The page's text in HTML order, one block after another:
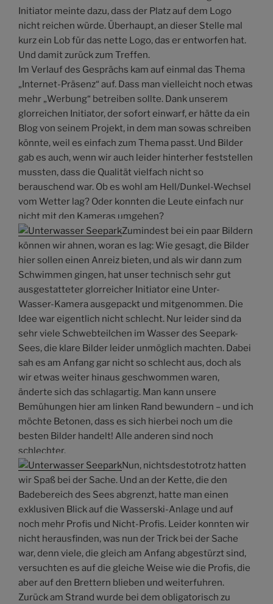
Initiator meinte dazu, dass der Platz auf dem Logo
nicht reichen würde. Überhaupt, an dieser Stelle mal
kurz ein Lob für das nette Logo, das er entworfen hat.
Und damit zurück zum Treffen.
Im Verlauf des Gesprächs kam auf einmal das Thema
„Internet-Präsenz“ auf. Dass man vielleicht noch etwas
mehr „Werbung“ betreiben sollte. Dank unserem
glorreichen Initiator, der sofort einwarf, er hätte da ein
Blog von seinem Projekt, in dem man sowas schreiben
könnte, weil es einfach zum Thema passt. Und Bilder
gab es auch, wenn wir auch leider hinterher feststellen
mussten, dass die Qualität vielfach nicht so
berauschend war. Ob es wohl am Hell/Dunkel-Wechsel
vom Wetter lag? Oder konnten die Leute einfach nur
nicht mit den Kameras umgehen?
Zumindest bei ein paar Bildern
können wir ahnen, woran es lag: Wie gesagt, die Bilder
hier sollen einen Anreiz bieten, und als wir dann zum
Schwimmen gingen, hat unser technisch sehr gut
ausgestatteter glorreicher Initiator eine Unter-
Wasser-Kamera ausgepackt und mitgenommen. Die
Idee war eigentlich nicht schlecht. Nur leider sind da
sehr viele Schwebteilchen im Wasser des Seepark-
Sees, die klare Bilder leider unmöglich machten. Dabei
sah es am Anfang gar nicht so schlecht aus, doch als
wir etwas weiter hinaus geschwommen waren,
änderte sich das schlagartig. Man kann unsere
Bemühungen hier am linken Rand bewundern – und ich
möchte Betonen, dass es sich hierbei noch um die
besten Bilder handelt! Alle anderen sind noch
schlechter.
Nun, nichtsdestotrotz hatten
wir Spaß bei der Sache. Und an der Kette, die den
Badebereich des Sees abgrenzt, hatte man einen
exklusiven Blick auf die Wasserski-Anlage und auf
noch mehr Profis und Nicht-Profis. Leider konnten wir
nicht herausfinden, was nun der Trick bei der Sache
war, denn viele, die gleich am Anfang abgestürzt sind,
versuchten es auf die gleiche Weise wie die Profis, die
aber auf den Brettern blieben und weiterfuhren.
Zurück am Strand wurde bei dem obligatorisch zu